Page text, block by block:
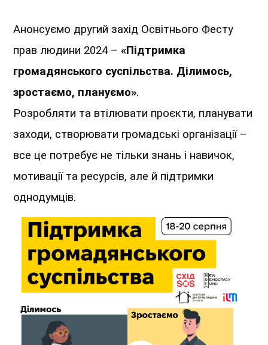
Анонсуємо другий захід Освітнього Фесту
прав людини 2024 –«Підтримка
громадянського суспільства. Ділимось,
зростаємо, плануємо».
Розробляти та втілювати проєкти, планувати
заходи, створювати громадські організації –
все це потребує не тільки знань і навичок,
мотивації та ресурсів, але й підтримки
однодумців.